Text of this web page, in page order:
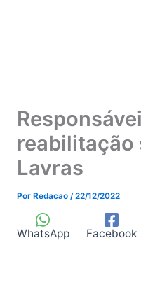
reabilitação
Lavras
Por Redacao /22/12/2022
WhatsApp Facebook